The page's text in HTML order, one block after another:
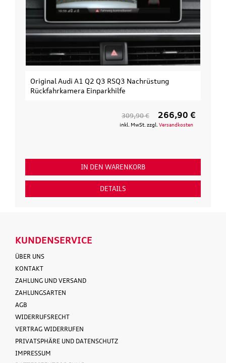
Original Audi A1 Q2 Q3 RSQ3 Nachrüstung
Rückfahrkamera Einparkhilfe
309,90 € 266,90 €
inkl. MwSt. zzgl. Versandkosten
IN DEN WARENKORB
DETAILS
KUNDENSERVICE
ÜBER UNS
KONTAKT
ZAHLUNG UND VERSAND
ZAHLUNGSARTEN
AGB
WIDERRUFSRECHT
VERTRAG WIDERRUFEN
PRIVATSPHÄRE UND DATENSCHUTZ
IMPRESSUM